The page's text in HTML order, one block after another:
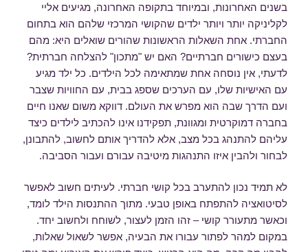
בשנים האחרונות, ובמיוחד בתקופה האחרונה, מגיעים אליי
לקליניקה יותר ויותר ילדים שהקושי המרכזי שלהם הוא בתחום
החברתי. אחת השאלות הראשונות שהורים שואלים היא: מהם
בעצם כישורים חברתיים? האם יש "מתכון" להצלחה חברתית?
לדעתי, אין נוסחה אחת שמתאימה לכל הילדים. כל ילד מגיע
עם האישיות שלו, עם הערכים שספג בבית, עם החוויות שצבר
ועם הדרך שבה הוא מפרש את העולם. דווקא משום שאנו חיים
בחברה דמוקרטית ומגוונת, תפקידנו אינו להכתיב לילדים כיצד
עליהם להתנהג בכל מצב, אלא להדריך אותם לחשוב, להתבונן,
לבחור ולהבין איזו התנהגות מיטיבה עבורם ועבור הסביבה.
לא תמיד נכון להתערב בכל קושי חברתי. לעיתים חשוב לאפשר
לסיטואציה להתפתח באופן טבעי. מתוך ההתנסות הילד לומד,
וכאשר מתעורר קושי – זהו הזמן לעצור, לשוחח ולחשוב יחד.
במקום למהר לפתור עבורו את הבעיה, אפשר לשאול שאלות,